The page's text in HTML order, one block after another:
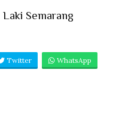
Semarang
Twitter WhatsApp